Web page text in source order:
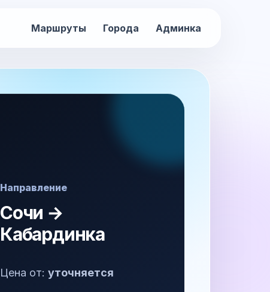
Маршруты Города Админка
Направление
Сочи →
Кабардинка
Цена от: уточняется